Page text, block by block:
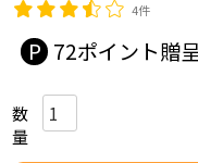
4件
72